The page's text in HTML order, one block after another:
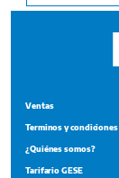
Ventas
Terminos y condiciones
¿Quiénes somos?
Tarifario GESE